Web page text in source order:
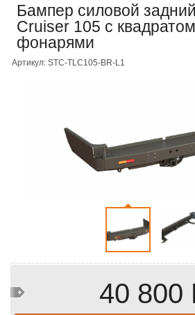
Бампер силовой
Cruiser 105 с
фонарями
Артикул: STC-TLC105-BR-L1
40 800